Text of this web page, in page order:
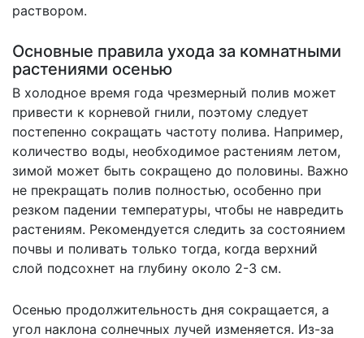
раствором.
Основные правила ухода за комнатными
растениями осенью
В холодное время года чрезмерный полив может
привести к корневой гнили, поэтому следует
постепенно сокращать частоту полива. Например,
количество воды, необходимое растениям летом,
зимой может быть сокращено до половины. Важно
не прекращать полив полностью, особенно при
резком падении температуры, чтобы не навредить
растениям. Рекомендуется следить за состоянием
почвы и поливать только тогда, когда верхний
слой подсохнет на глубину около 2-3 см.
Осенью продолжительность дня сокращается, а
угол наклона солнечных лучей изменяется. Из-за